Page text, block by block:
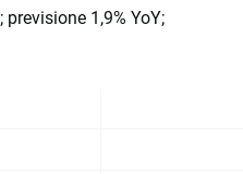
1,9% YoY;